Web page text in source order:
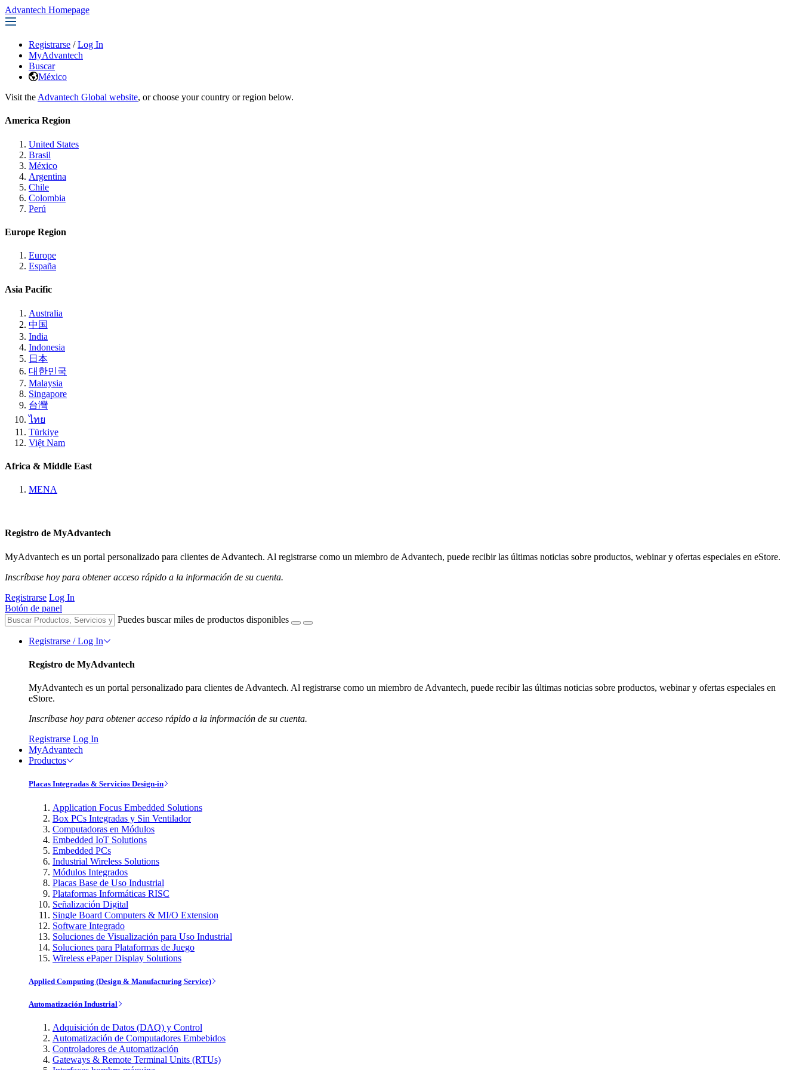
Advantech Homepage
Registrarse / Log In
MyAdvantech
Buscar
México
Visit the Advantech Global website, or choose your country or region below.
America Region
United States
Brasil
México
Argentina
Chile
Colombia
Perú
Europe Region
Europe
España
Asia Pacific
Australia
中国
India
Indonesia
日本
대한민국
Malaysia
Singapore
台灣
ไทย
Türkiye
Việt Nam
Africa & Middle East
MENA
Registro de MyAdvantech
MyAdvantech es un portal personalizado para clientes de Advantech. Al registrarse como un miembro de Advantech, puede recibir las últimas noticias sobre productos, webinar y ofertas especiales en eStore.
Inscríbase hoy para obtener acceso rápido a la información de su cuenta.
Registrarse Log In
Botón de panel
Puedes buscar miles de productos disponibles
Registrarse / Log In
Registro de MyAdvantech
MyAdvantech es un portal personalizado para clientes de Advantech. Al registrarse como un miembro de Advantech, puede recibir las últimas noticias sobre productos, webinar y ofertas especiales en
eStore.
Inscríbase hoy para obtener acceso rápido a la información de su cuenta.
Registrarse Log In
MyAdvantech
Productos
Placas Integradas & Servicios Design-in
Application Focus Embedded Solutions
Box PCs Integradas y Sin Ventilador
Computadoras en Módulos
Embedded IoT Solutions
Embedded PCs
Industrial Wireless Solutions
Módulos Integrados
Placas Base de Uso Industrial
Plataformas Informáticas RISC
Señalización Digital
Single Board Computers & MI/O Extension
Software Integrado
Soluciones de Visualización para Uso Industrial
Soluciones para Plataformas de Juego
Wireless ePaper Display Solutions
Applied Computing (Design & Manufacturing Service)
Automatización Industrial
Adquisición de Datos (DAQ) y Control
Automatización de Computadores Embebidos
Controladores de Automatización
Gateways & Remote Terminal Units (RTUs)